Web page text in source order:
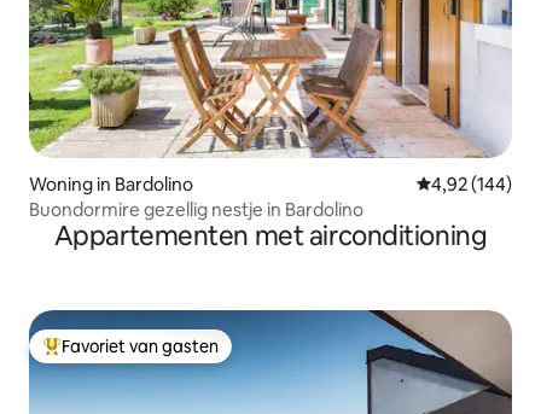
Woning in Bardolino Gemiddelde
4,92 (144)
Buondormire gezellig nestje in Bardolino
Appartementen met airconditioning
Topfavoriet van gasten
Favoriet van gasten